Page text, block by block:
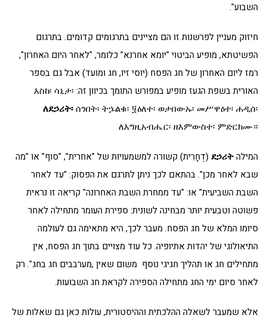
השבוע".
חיזוק מעניין לפרשנות זו הם מציינים בתרגומים קדומים. בתרגום
הפשיטתא, מופיע הביטוי "יומא אחרנא" כלומר, "לאחר היום האחרון",
רמז ליום האחרון של חג הפסח (יוסי זיו, חג ומועד) אבל גם בספר
האורית בשפת הגעז מופיע במפורש התומך בכיוון זה: እስከ፡ ሳኒታ፡
ለደኃሪት፡ሰንበት፡ ትኌልቁ፡ ፶ዕለተ፡ ወታበውኡ፡ መሥዋዕተ፡ ሐዲሰ፡
ለእግዚአብሔር፡ ዘእምውስተ፡ ምድርክሙ።
המילהደኃሪት (דֶחָרִית) קשורה למשמעויות של "אחרית", "סוף" או "מה
שבא לאחר מכן". בהתאם לכך ניתן לתרגם את הפסוק: "עד לאחר
השבת השביעית" או: "עד ממחרת השבת האחרונה" קריאה זו נראית
פשוטה וטבעית יותר מבחינה לשונית: ספירת העומר מתחילה לאחר
סיומו המלא של חג הפסח. מעבר לכך, היא מתאימה גם לעולמה
התיאולוגי של יהדות אתיופיה. כל עוד מצויים בתוך חג הפסח, אין
מתחילים חג או תהליך חגיגי נוסף משום שאין ,מערבבים חג בחג". רק
לאחר סיום ימי החג מתחילה הספירה לקראת חג השבועות.
אלא שמעבר לשאלה ההלכתית וההיסטורית, עולות כאן גם שאלות של